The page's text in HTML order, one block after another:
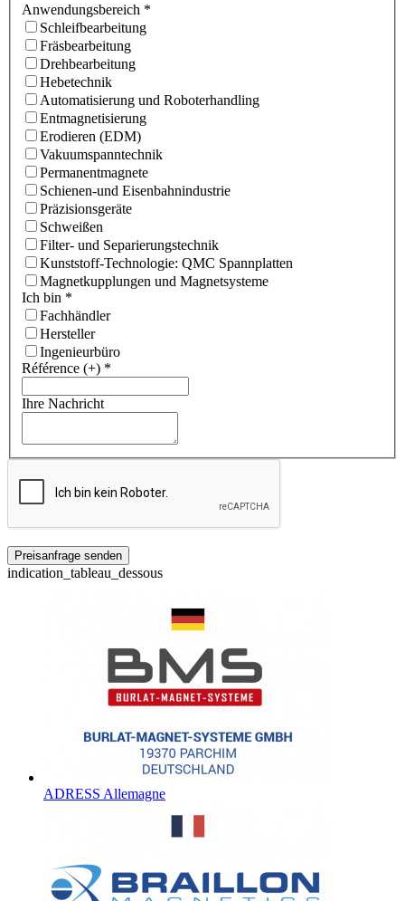
Anwendungsbereich *
Schleifbearbeitung
Fräsbearbeitung
Drehbearbeitung
Hebetechnik
Automatisierung und Roboterhandling
Entmagnetisierung
Erodieren (EDM)
Vakuumspanntechnik
Permanentmagnete
Schienen-und Eisenbahnindustrie
Präzisionsgeräte
Schweißen
Filter- und Separierungstechnik
Kunststoff-Technologie: QMC Spannplatten
Magnetkupplungen und Magnetsysteme
Ich bin *
Fachhändler
Hersteller
Ingenieurbüro
Référence (+) *
Ihre Nachricht
indication_tableau_dessous
ADRESS Allemagne